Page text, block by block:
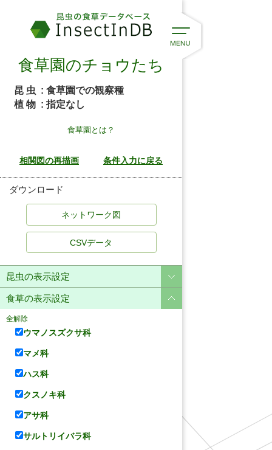
食草園のチョウたち
昆 虫 : 食草園での観察種
植 物 : 指定なし
食草園とは？
ダウンロード
CSVデータ
昆虫の表示設定
食草の表示設定
全解除
ウマノスズクサ科
マメ科
ハス科
クスノキ科
アサ科
サルトリイバラ科